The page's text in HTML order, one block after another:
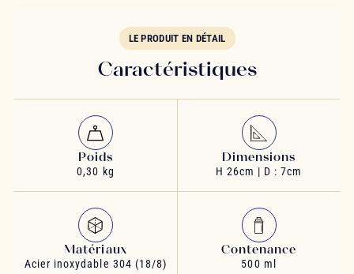
LE PRODUIT EN DÉTAIL
Caractéristiques
Poids
0,30 kg
Dimensions
H 26cm | D : 7cm
Matériaux
Acier inoxydable 304 (18/8)
Contenance
500 ml